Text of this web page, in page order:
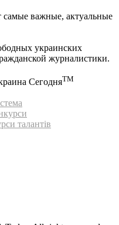
самые важные, актуальные
украинских
журналистики.
СегодняTM
талантів